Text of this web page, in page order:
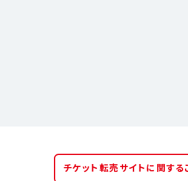
チケット転売サイトに関する